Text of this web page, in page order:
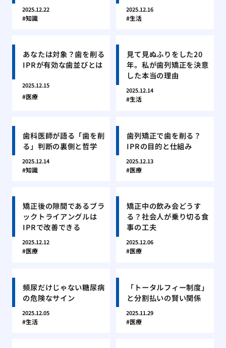
2025.12.22
知識
2025.12.16
生活
あなたは対象？歯を削る
IPRが有効な歯並びとは
2025.12.15
医療
見て見ぬふりをした20
年。私が歯列矯正を決意
した本当の理由
2025.12.14
生活
歯科医師が語る「歯を削
る」判断の裏側と哲学
2025.12.14
知識
歯列矯正で歯を削る？
IPRの目的と仕組み
2025.12.13
医療
矯正後の隙間であるブラ
ックトライアングルは
IPRで改善できる
2025.12.12
医療
矯正中の飲み会どうす
る？社会人が乗り切る食
事の工夫
2025.12.06
医療
頻尿だけじゃない糖尿病
の危険なサイン
2025.12.05
生活
「トータルフィー制度」
と分割払いの賢い関係
2025.11.29
医療